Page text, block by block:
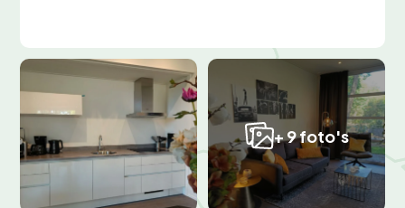
+ 9 foto's